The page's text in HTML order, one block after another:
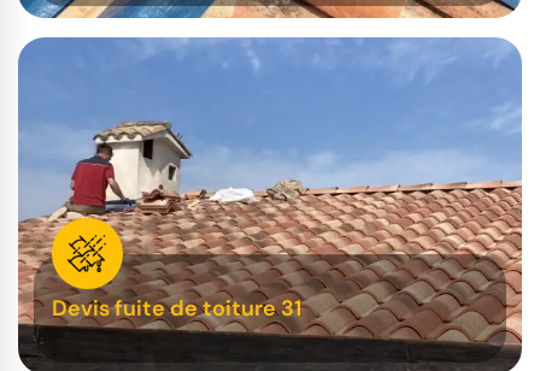
Devis fuite de toiture 31